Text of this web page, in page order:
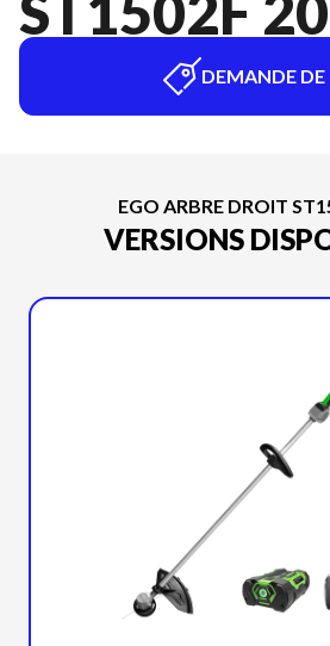
DEMANDE DE
EGO ARBRE DROIT
VERSIONS